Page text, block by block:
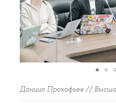
Даниил Прокофьев //